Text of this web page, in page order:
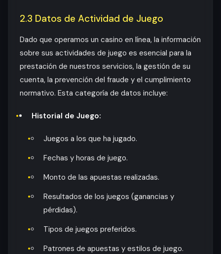
2.3 Datos de Actividad de Juego
Dado que operamos un casino en línea, la información
sobre sus actividades de juego es esencial para la
prestación de nuestros servicios, la gestión de su
cuenta, la prevención del fraude y el cumplimiento
normativo. Esta categoría de datos incluye:
Historial de Juego:
Juegos a los que ha jugado.
Fechas y horas de juego.
Monto de las apuestas realizadas.
Resultados de los juegos (ganancias y
pérdidas).
Tipos de juegos preferidos.
Patrones de apuestas y estilos de juego.